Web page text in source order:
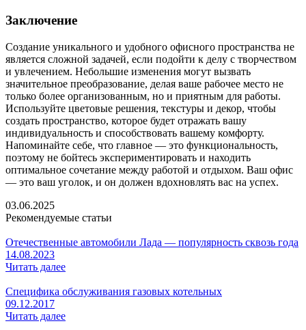
Заключение
Создание уникального и удобного офисного пространства не
является сложной задачей, если подойти к делу с творчеством
и увлечением. Небольшие изменения могут вызвать
значительное преобразование, делая ваше рабочее место не
только более организованным, но и приятным для работы.
Используйте цветовые решения, текстуры и декор, чтобы
создать пространство, которое будет отражать вашу
индивидуальность и способствовать вашему комфорту.
Напоминайте себе, что главное — это функциональность,
поэтому не бойтесь экспериментировать и находить
оптимальное сочетание между работой и отдыхом. Ваш офис
— это ваш уголок, и он должен вдохновлять вас на успех.
03.06.2025
Рекомендуемые статьи
Отечественные автомобили Лада — популярность сквозь года
14.08.2023
Читать далее
Специфика обслуживания газовых котельных
09.12.2017
Читать далее